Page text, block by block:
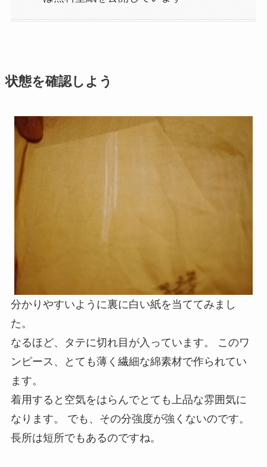
状態を確認しよう
分かりやすいように裏に白い紙を当ててみまし
た。
なるほど、タテに切れ目が入っています。 このワ
ンピース、とても薄く繊細な綿素材で作られてい
ます。
着用すると空気をはらんでとても上品な雰囲気に
なります。 でも、その分強度が強くないのです。
長所は短所でもあるのですね。